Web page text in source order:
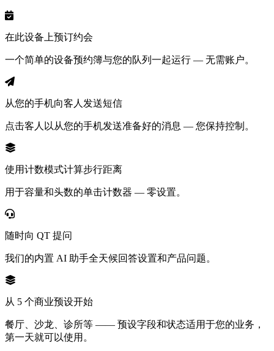
在此设备上预订约会
一个简单的设备预约簿与您的队列一起运行 — 无需账户。
从您的手机向客人发送短信
点击客人以从您的手机发送准备好的消息 — 您保持控制。
使用计数模式计算步行距离
用于容量和头数的单击计数器 — 零设置。
随时向 QT 提问
我们的内置 AI 助手全天候回答设置和产品问题。
从 5 个商业预设开始
餐厅、沙龙、诊所等 —— 预设字段和状态适用于您的业务，
第一天就可以使用。